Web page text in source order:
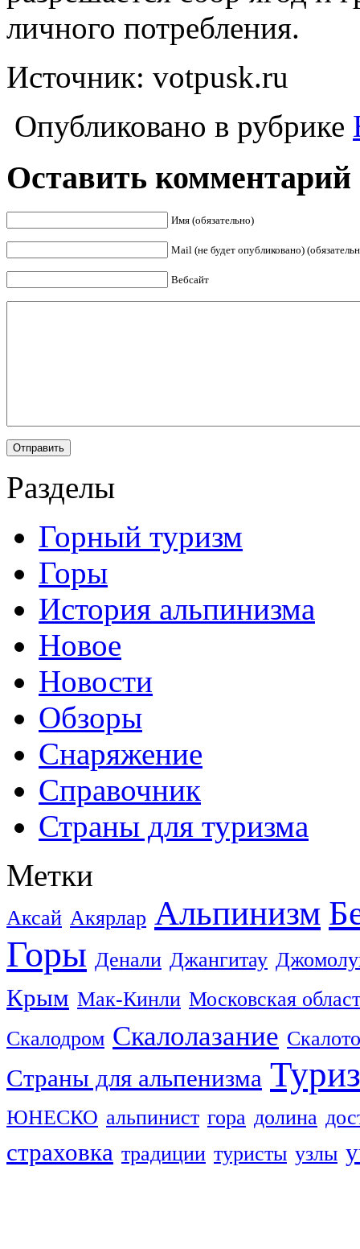
личного потребления.
Источник: votpusk.ru
Опубликовано в рубрике
Оставить комментарий
Имя (обязательно)
Mail (не будет опубликовано)
Вебсайт
Разделы
Горный туризм
Горы
История альпинизма
Новое
Новости
Обзоры
Снаряжение
Справочник
Страны для туризма
Метки
Аксай Акярлар Альпинизм
Горы Денали Джангитау
Крым Мак-Кинли Московская
Скалодром Скалолазание
Страны для альпенизма
ЮНЕСКО альпинист гора долина
страховка традиции туристы узлы